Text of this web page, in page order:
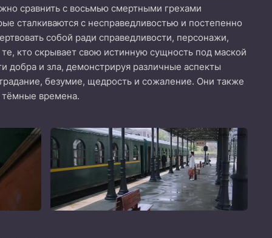
сравнить с восьмью смертными грехами
сталкиваются с несправедливостью и постепенно
собой ради справедливости, персонажи,
кто скрывает свою истинную сущность под маской
добра и зла, демонстрируя различные аспекты
безумие, щедрость и сожаление. Они также
тёмные времена.